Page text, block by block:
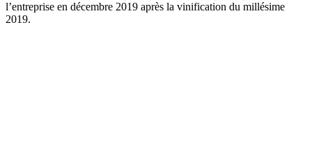
l’entreprise en décembre 2019 après la vinification du millésime
2019.